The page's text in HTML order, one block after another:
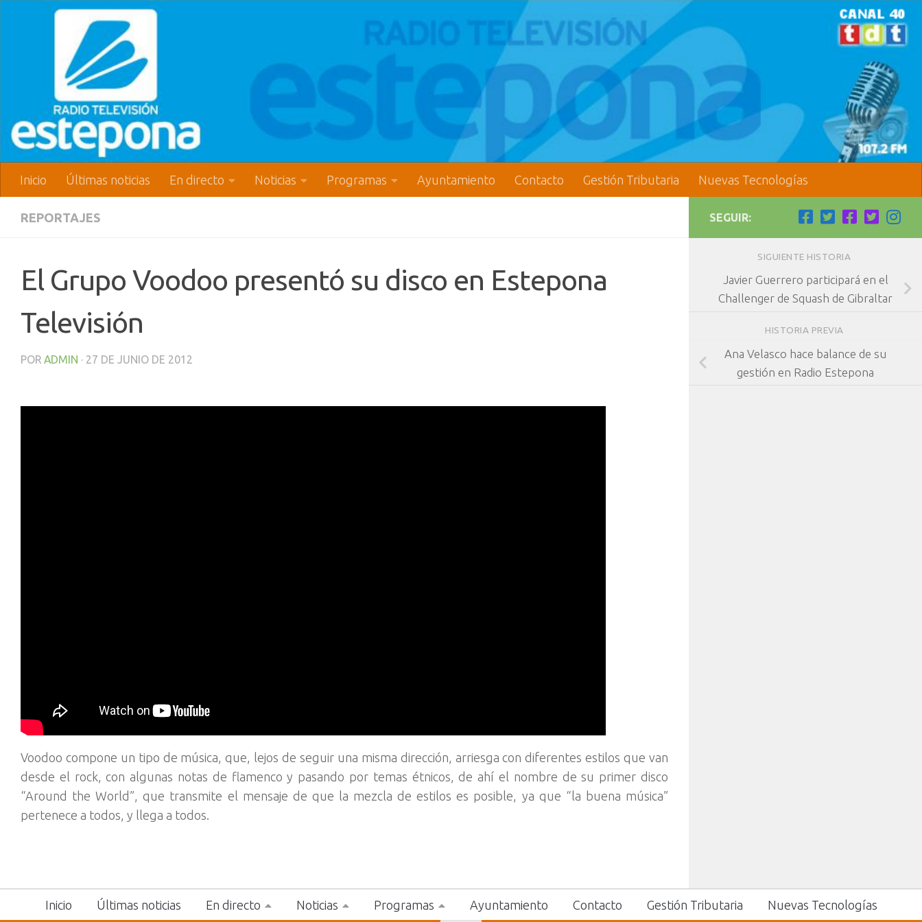
Inicio Últimas noticias En directo Noticias Programas Ayuntamiento Contacto Gestión Tributaria Nuevas Tecnologías
REPORTAJES
El Grupo Voodoo presentó su disco en Estepona
Televisión
POR ADMIN · 27 DE JUNIO DE 2012
Voodoo compone un tipo de música, que, lejos de seguir una misma dirección, arriesga con diferentes estilos que van
desde el rock, con algunas notas de flamenco y pasando por temas étnicos, de ahí el nombre de su primer disco
“Around the World”, que transmite el mensaje de que la mezcla de estilos es posible, ya que “la buena música”
pertenece a todos, y llega a todos.
SEGUIR:
SIGUIENTE HISTORIA
Javier Guerrero participará en el
Challenger de Squash de Gibraltar
HISTORIA PREVIA
Ana Velasco hace balance de su
gestión en Radio Estepona
Inicio Últimas noticias En directo Noticias Programas Ayuntamiento Contacto Gestión Tributaria Nuevas Tecnologías